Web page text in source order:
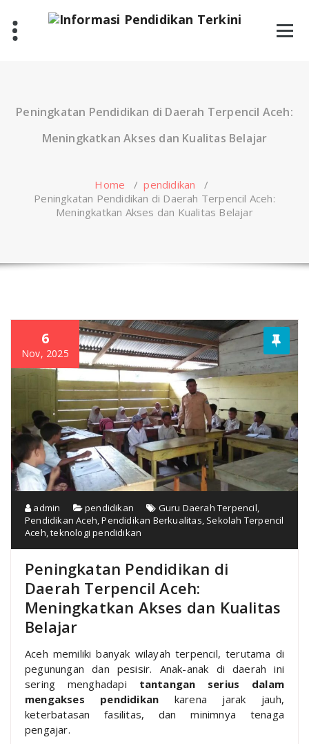
content
Peningkatan Pendidikan di Daerah Terpencil Aceh:
Meningkatkan Akses dan Kualitas Belajar
Home /pendidikan /
Peningkatan Pendidikan di Daerah Terpencil Aceh:
Meningkatkan Akses dan Kualitas Belajar
6
Nov, 2025
admin pendidikan Guru Daerah Terpencil,
Pendidikan Aceh,Pendidikan Berkualitas, Sekolah Terpencil
Aceh,teknologi pendidikan
Peningkatan Pendidikan di
Daerah Terpencil Aceh:
Meningkatkan Akses dan Kualitas
Belajar
Aceh memiliki banyak wilayah terpencil, terutama di
pegunungan dan pesisir. Anak-anak di daerah ini
sering menghadapi tantangan serius dalam
mengakses pendidikan karena jarak jauh,
keterbatasan fasilitas, dan minimnya tenaga
pengajar.